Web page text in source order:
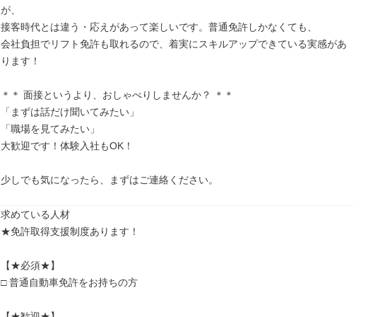
が、
接客時代とは違う・応えがあって楽しいです。普通免許しかなくても、
会社負担でリフト免許も取れるので、着実にスキルアップできている実感があ
ります！
＊＊ 面接というより、おしゃべりしませんか？ ＊＊
「まずは話だけ聞いてみたい」
「職場を見てみたい」
大歓迎です！体験入社もOK！
少しでも気になったら、まずはご連絡ください。
求めている人材
★免許取得支援制度あります！
【★必須★】
□ 普通自動車免許をお持ちの方